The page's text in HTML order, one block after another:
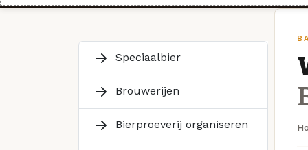
Speciaalbier
Brouwerijen
Bierproeverij organiseren